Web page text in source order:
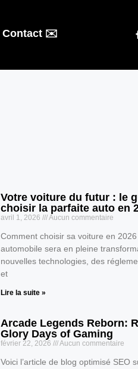
Contact ✉️
Votre voiture du futur : le
choisir la parfaite auto en
avril 1, 2026 Aucun commentaire
Comment choisir sa voiture en
automobile sera en pleine
nouvelles technologies, des
et
Lire la suite »
Arcade Legends Reborn:
Glory Days of Gaming
février 22, 2026 Aucun commentaire
Voici l’article de blog optimisé SEO